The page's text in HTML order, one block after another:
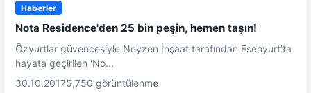
Haberler
Nota Residence'den 25 bin peşin, hemen taşın!
Özyurtlar güvencesiyle Neyzen İnşaat tarafından Esenyurt’ta
hayata geçirilen 'No...
30.10.20175,750 görüntülenme